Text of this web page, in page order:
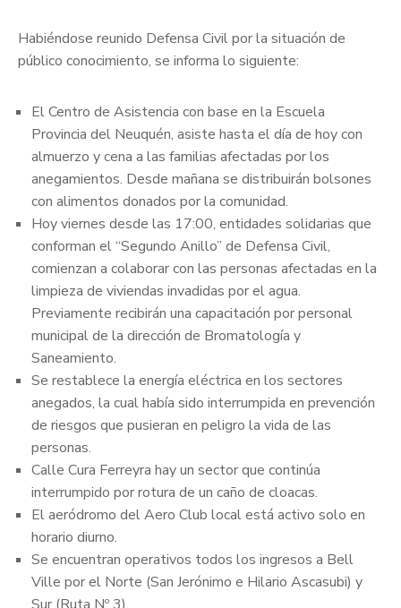
Habiéndose reunido Defensa Civil por la situación de
público conocimiento, se informa lo siguiente:
El Centro de Asistencia con base en la Escuela
Provincia del Neuquén, asiste hasta el día de hoy con
almuerzo y cena a las familias afectadas por los
anegamientos. Desde mañana se distribuirán bolsones
con alimentos donados por la comunidad.
Hoy viernes desde las 17:00, entidades solidarias que
conforman el “Segundo Anillo” de Defensa Civil,
comienzan a colaborar con las personas afectadas en la
limpieza de viviendas invadidas por el agua.
Previamente recibirán una capacitación por personal
municipal de la dirección de Bromatología y
Saneamiento.
Se restablece la energía eléctrica en los sectores
anegados, la cual había sido interrumpida en prevención
de riesgos que pusieran en peligro la vida de las
personas.
Calle Cura Ferreyra hay un sector que continúa
interrumpido por rotura de un caño de cloacas.
El aeródromo del Aero Club local está activo solo en
horario diurno.
Se encuentran operativos todos los ingresos a Bell
Ville por el Norte (San Jerónimo e Hilario Ascasubi) y